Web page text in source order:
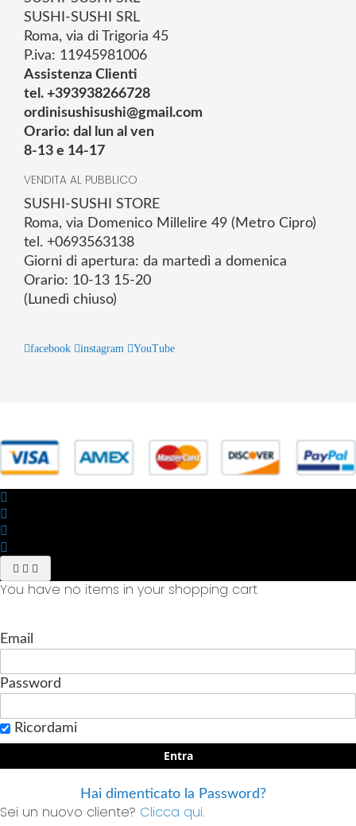
SUSHI-SUSHI SRL
Roma, via di Trigoria 45
P.iva: 11945981006
Assistenza Clienti
tel. +393938266728
ordinisushisushi@gmail.com
Orario: dal lun al ven
8-13 e 14-17
VENDITA AL PUBBLICO
SUSHI-SUSHI STORE
Roma, via Domenico Millelire 49 (Metro Cipro)
tel. +0693563138
Giorni di apertura: da martedì a domenica
Orario: 10-13 15-20
(Lunedì chiuso)
facebook instagram YouTube
You have no items in your shopping cart
Email
Password
Ricordami
Entra
Hai dimenticato la Password?
Sei un nuovo cliente? Clicca qui.